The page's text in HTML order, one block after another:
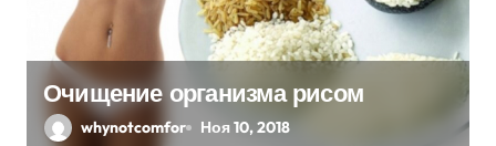
Очищение организма рисом
whynotcomfor Ноя 10, 2018